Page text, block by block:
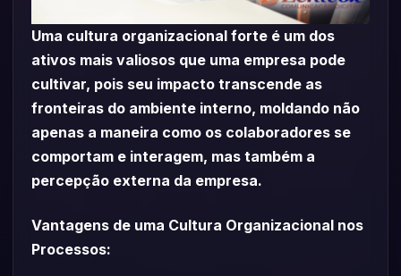
Uma cultura organizacional forte é um dos
ativos mais valiosos que uma empresa pode
cultivar, pois seu impacto transcende as
fronteiras do ambiente interno, moldando não
apenas a maneira como os colaboradores se
comportam e interagem, mas também a
percepção externa da empresa.
Vantagens de uma Cultura Organizacional nos
Processos: